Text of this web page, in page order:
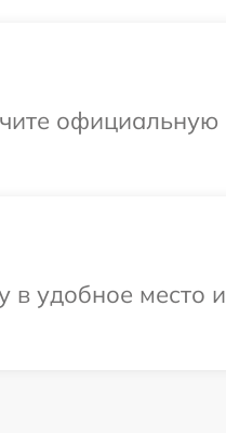
официальную
в удобное место и